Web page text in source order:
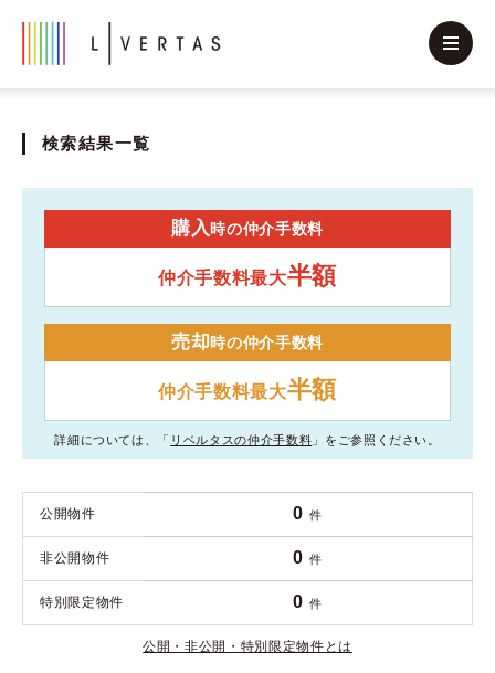
検索結果一覧
購入時の仲介手数料
仲介手数料最大半額
売却時の仲介手数料
仲介手数料最大半額
詳細については、「 リベルタスの仲介手数料 」をご参照ください。
公開物件 0 件
非公開物件 0 件
特別限定物件 0 件
公開・非公開・特別限定物件とは